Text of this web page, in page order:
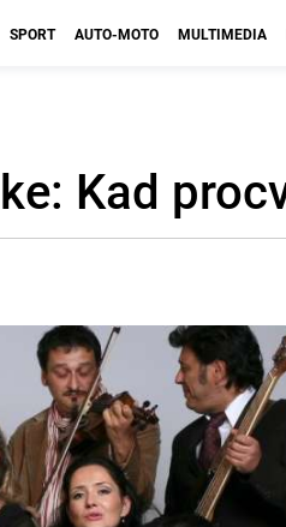
SPORT AUTO-MOTO MULTIMEDIA
Kad